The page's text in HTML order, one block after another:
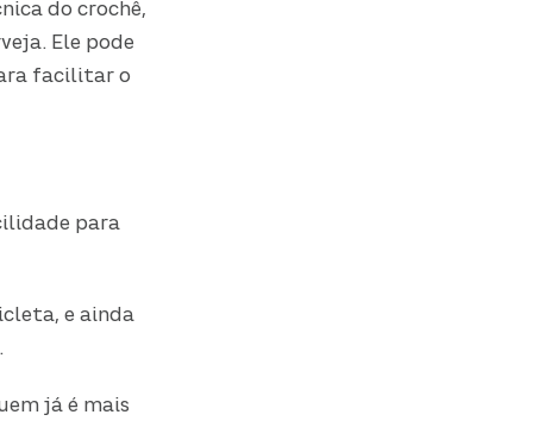
do crochê,
Ele pode
facilitar o
para
e ainda
já é mais